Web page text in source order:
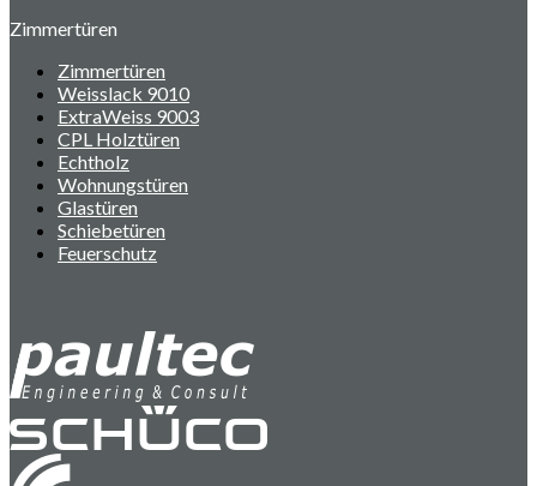
Zimmertüren
Zimmertüren
Weisslack 9010
ExtraWeiss 9003
CPL Holztüren
Echtholz
Wohnungstüren
Glastüren
Schiebetüren
Feuerschutz